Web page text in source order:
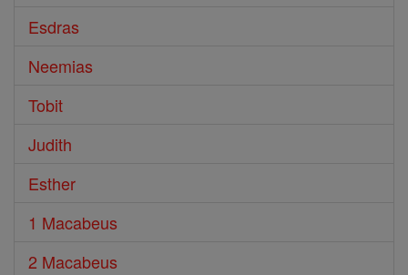
Esdras
Neemias
Tobit
Judith
Esther
1 Macabeus
2 Macabeus